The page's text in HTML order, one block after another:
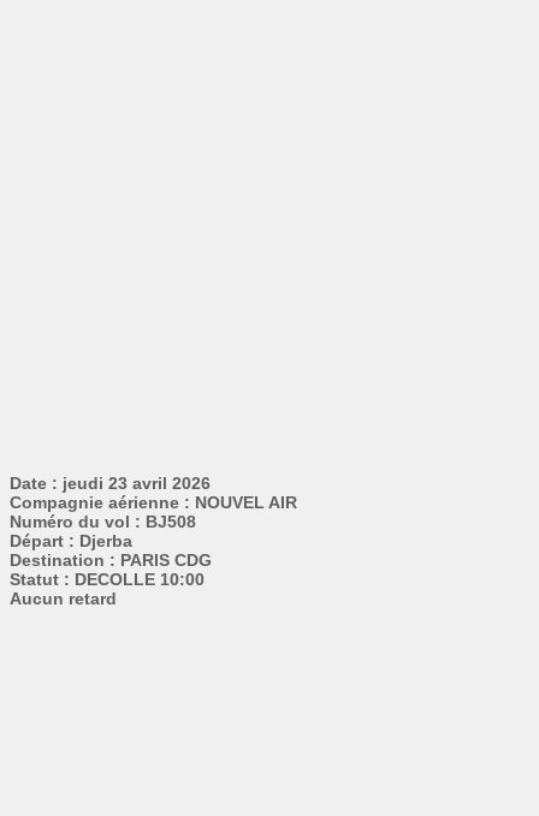
Date : jeudi 23 avril 2026
Compagnie aérienne : NOUVEL AIR
Numéro du vol : BJ508
Départ : Djerba
Destination : PARIS CDG
Statut : DECOLLE 10:00
Aucun retard